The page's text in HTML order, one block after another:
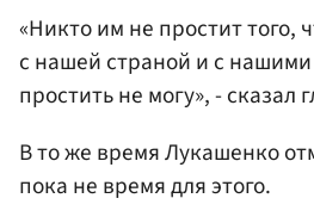
«Никто им не простит того,
с нашей страной и с
простить не могу», - сказал
В то же время Лукашенко
пока не время для этого.